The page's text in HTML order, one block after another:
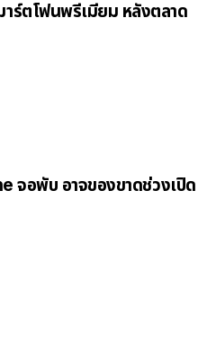
ร์ตโฟนพรีเมียม หลังตลาด
จอพับ อาจของขาดช่วงเปิด